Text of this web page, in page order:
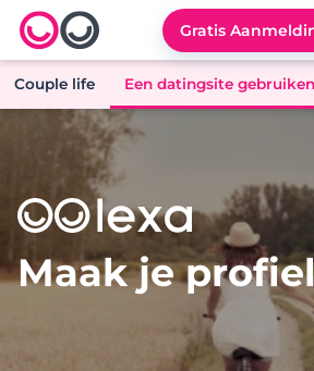
Lexa logo
Gratis
Couple life Een datingsite gebruiken
Maak je